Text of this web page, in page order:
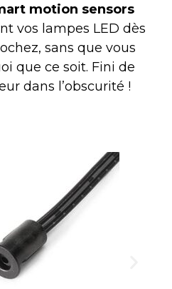
motion sensors
vos lampes LED dès
sans que vous
que ce soit. Fini de
dans l’obscurité !